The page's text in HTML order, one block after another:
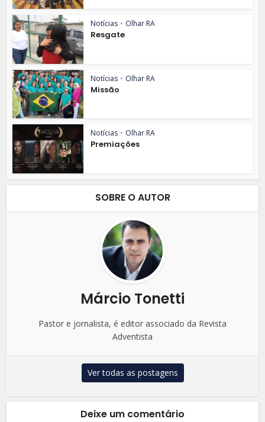
Notícias • Olhar RA
Resgate
Notícias • Olhar RA
Missão
Notícias • Olhar RA
Premiações
SOBRE O AUTOR
Márcio Tonetti
Pastor e jornalista, é editor associado da Revista
Adventista
Ver todas as postagens
Deixe um comentário